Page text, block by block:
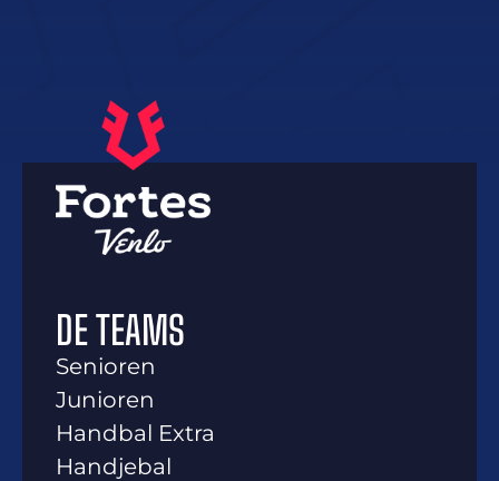
DE TEAMS
Senioren
Junioren
Handbal Extra
Handjebal